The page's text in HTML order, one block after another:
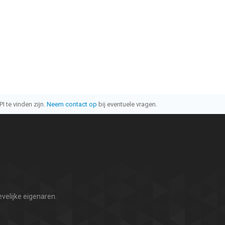
te vinden zijn. Neem contact op bij eventuele vragen.
eigenaren.